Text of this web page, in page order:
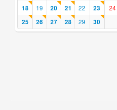
18
19 20 21 22 23 24
25 26 27 28 29 30